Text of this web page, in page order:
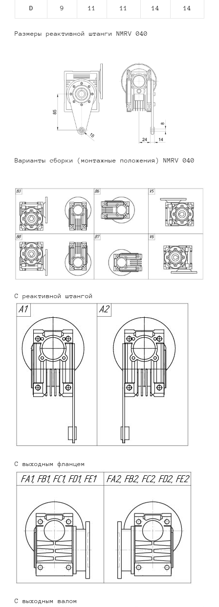
D 9 11 11 14 14
Размеры реактивной штанги NMRV 040
Варианты сборки (монтажные положения) NMRV 040
С реактивной штангой
С выходным фланцем
С выходным валом